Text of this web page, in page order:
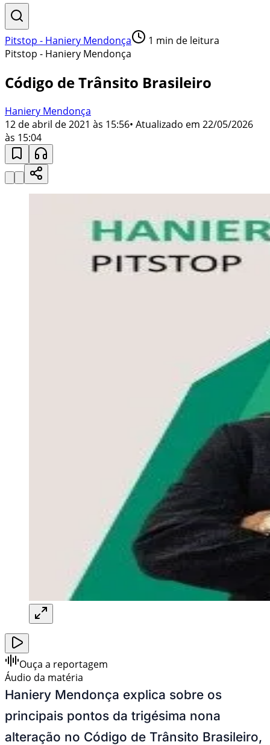
Pitstop - Haniery Mendonça 1 min de leitura
Pitstop - Haniery Mendonça
Código de Trânsito Brasileiro
Haniery Mendonça
12 de abril de 2021 às 15:56• Atualizado em 22/05/2026
às 15:04
Ouça a reportagem
Áudio da matéria
Haniery Mendonça explica sobre os
principais pontos da trigésima nona
alteração no Código de Trânsito Brasileiro,